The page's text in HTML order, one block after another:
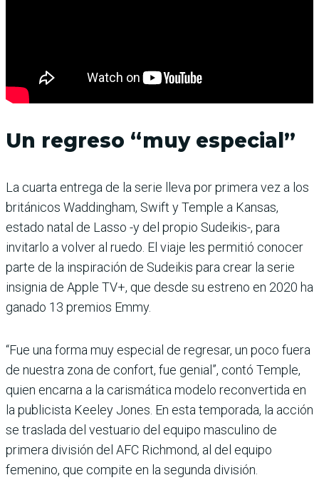
Un regreso “muy especial”
La cuarta entrega de la serie lleva por primera vez a los
británicos Waddingham, Swift y Temple a Kansas,
estado natal de Lasso -y del propio Sudeikis-, para
invitarlo a volver al ruedo. El viaje les permitió conocer
parte de la inspiración de Sudeikis para crear la serie
insignia de Apple TV+, que desde su estreno en 2020 ha
ganado 13 premios Emmy.
“Fue una forma muy especial de regresar, un poco fuera
de nuestra zona de confort, fue genial”, contó Temple,
quien encarna a la carismática modelo reconvertida en
la publicista Keeley Jones. En esta temporada, la acción
se traslada del vestuario del equipo masculino de
primera división del AFC Richmond, al del equipo
femenino, que compite en la segunda división.